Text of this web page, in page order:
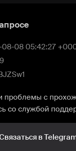
08 05:42:27
проблемы с
со службой
в